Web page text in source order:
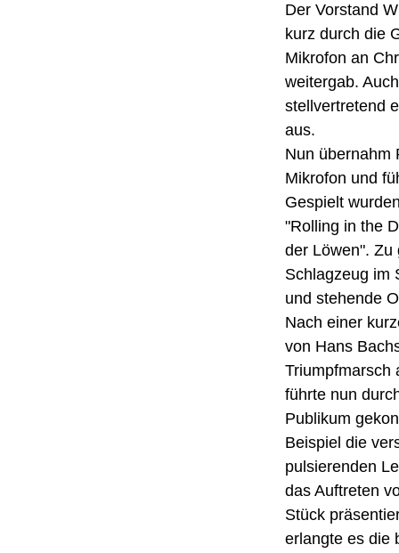
Der Vorstand
kurz durch die
Mikrofon an
weitergab.
stellvertretend
aus.
Nun übernahm
Mikrofon und
Gespielt
"Rolling in the
der Löwen". Zu
Schlagzeug im
und stehende
Nach einer
von Hans
Triumpfmarsch
führte nun
Publikum
Beispiel die
pulsierenden
das Auftreten
Stück
erlangte es die